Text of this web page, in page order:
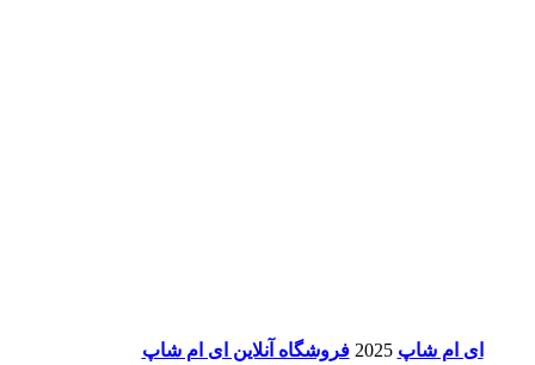
ای ام شاپ 2025 فروشگاه آنلاین ای ام شاپ